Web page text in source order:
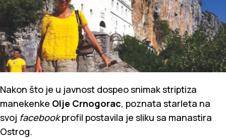
Nakon što je u javnost dospeo snimak striptiza
manekenke Olje Crnogorac, poznata starleta na
svoj facebookprofil postavila je sliku sa manastira
Ostrog.